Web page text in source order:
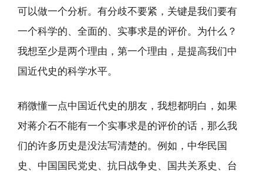
可以做一个分析。有分歧不要紧，关键是我们要有
一个科学的、全面的、实事求是的评价。为什么？
我想至少是两个理由，第一个理由，是提高我们中
国近代史的科学水平。
稍微懂一点中国近代史的朋友，我想都明白，如果
对蒋介石不能有一个实事求是的评价的话，那么我
们的许多历史是没法写清楚的。例如，中华民国
史、中国国民党史、抗日战争史、国共关系史、台